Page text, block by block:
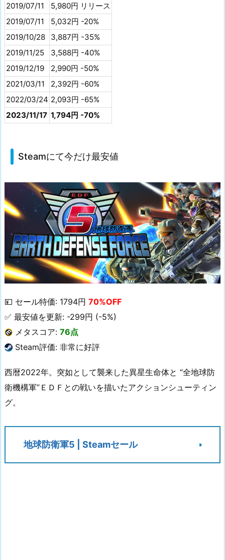
2019/07/11
5,980円 リリース
2019/07/11
5,032円 -20%
2019/10/28
3,887円 -35%
2019/11/25
3,588円 -40%
2019/12/19
2,990円 -50%
2021/03/11
2,392円 -60%
2022/03/24 2,093円 -65%
2023/11/17 1,794円 -70%
Steamにて今だけ最安値
💴 セール特価: 1794円 70%OFF
✅ 最安値を更新: -299円 (-5%)
メタスコア: 76点
Steam評価: 非常に好評
西暦2022年。突如として襲来した異星生命体と “全地球防
衛機構軍”ＥＤＦとの戦いを描いたアクションシューティン
グ。
地球防衛軍5 | Steamセール